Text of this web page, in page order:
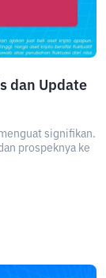
dan Update
signifikan.
prospeknya ke